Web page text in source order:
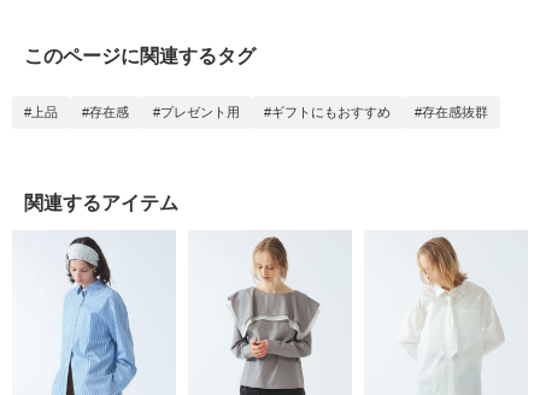
このページに関連するタグ
#上品 #存在感 #プレゼント用 #ギフトにもおすすめ #存在感抜群
関連するアイテム